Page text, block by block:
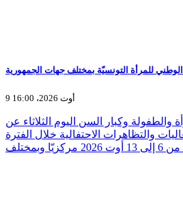
الوطني للمرأة التونسيّة بمختلف جهات الجمهورية
9 أوت 2026، 16:00
والطفولة وكبار السن اليوم الثلاثاء عن
والتظاهرات الاحتفالية خلال الفترة